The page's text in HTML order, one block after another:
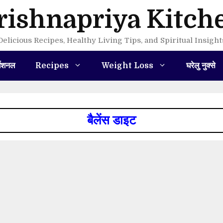
Recipes, Healthy Living Tips, and Spiritual
Recipes Weight Loss घरेलु नुक्से
बैलेंस डाइट